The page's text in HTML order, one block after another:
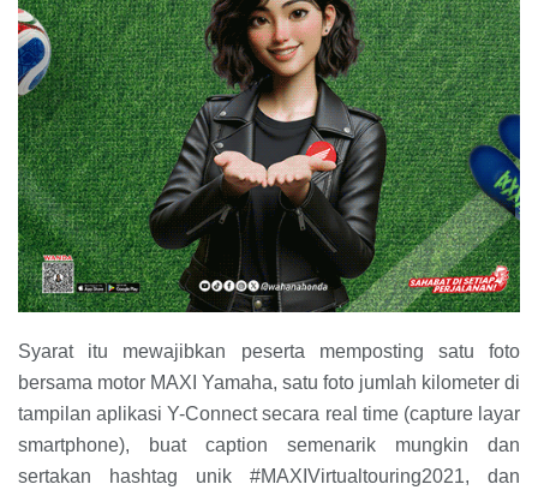
Syarat itu mewajibkan peserta memposting satu foto
bersama motor MAXI Yamaha, satu foto jumlah kilometer di
tampilan aplikasi Y-Connect secara real time (capture layar
smartphone), buat caption semenarik mungkin dan
sertakan hashtag unik #MAXIVirtualtouring2021, dan